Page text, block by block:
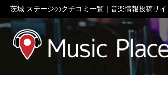
茨城 ステージのクチコミ一覧｜音楽情報投稿サ